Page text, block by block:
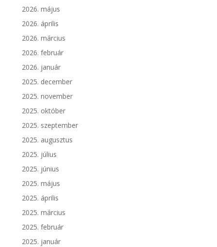
2026. május
2026. április
2026. március
2026. február
2026. január
2025. december
2025. november
2025. október
2025. szeptember
2025. augusztus
2025. július
2025. június
2025. május
2025. április
2025. március
2025. február
2025. január